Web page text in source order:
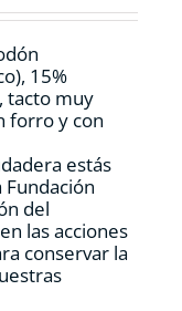
15%
tacto muy
forro y con
estás
del
las acciones
conservar la